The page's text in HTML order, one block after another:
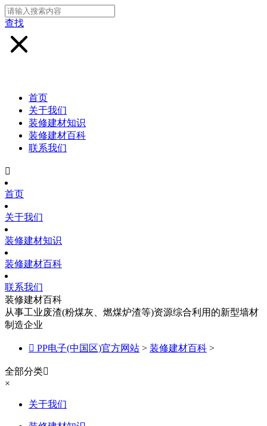
查找
首页
关于我们
装修建材知识
装修建材百科
联系我们

首页
关于我们
装修建材知识
装修建材百科
联系我们
装修建材百科
从事工业废渣(粉煤灰、燃煤炉渣等)资源综合利用的新型墙材
制造企业
 PP电子(中国区)官方网站 > 装修建材百科 >
全部分类
×
关于我们